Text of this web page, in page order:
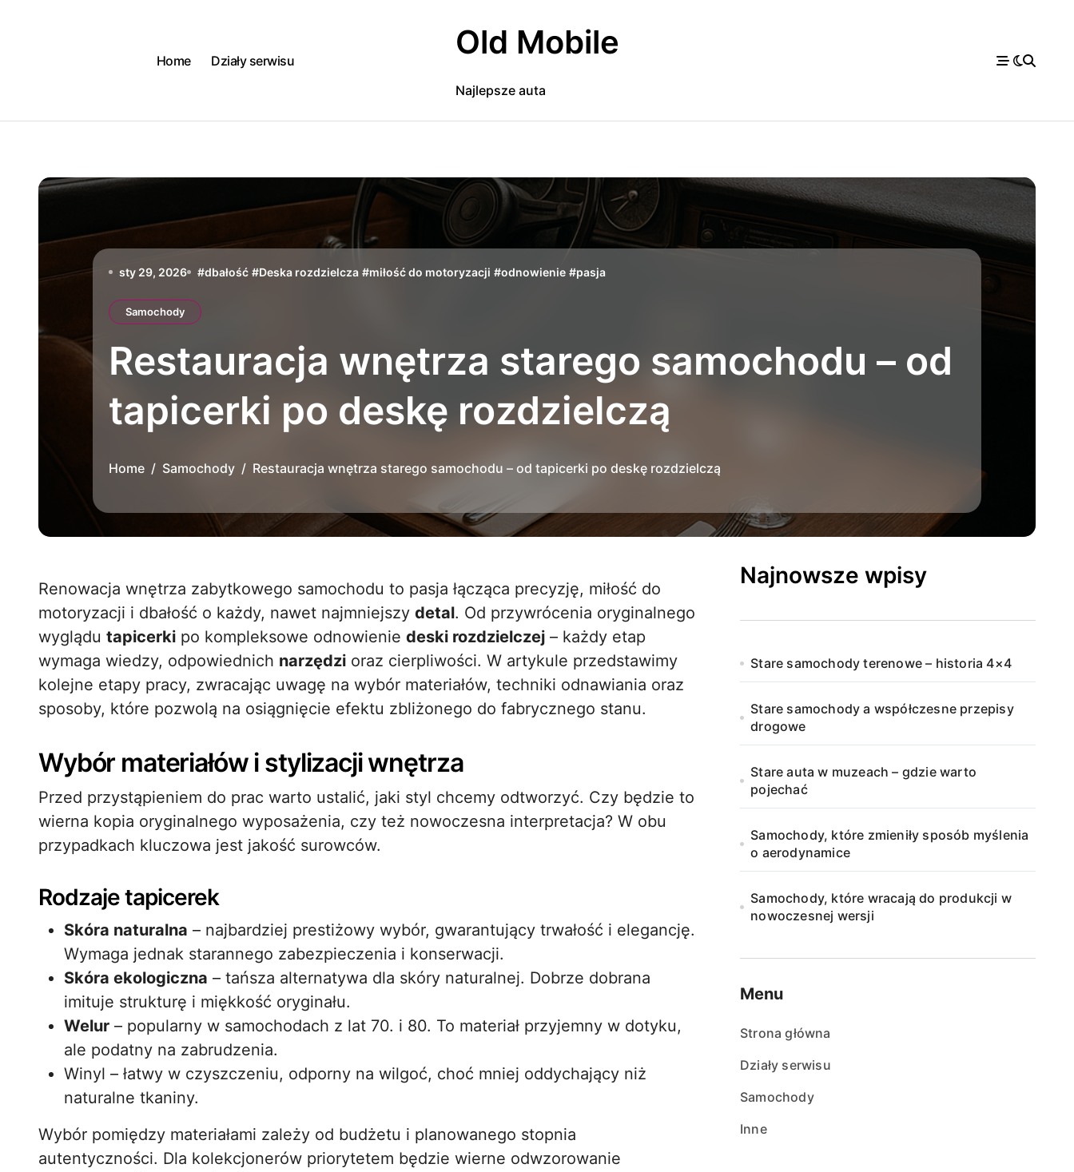
Home
Działy serwisu Old Mobile
Najlepsze auta
sty 29, 2026 #dbałość #Deska rozdzielcza #miłość do motoryzacji #odnowienie #pasja
Samochody
Restauracja wnętrza starego samochodu – od
tapicerki po deskę rozdzielczą
Home Samochody Restauracja wnętrza starego samochodu – od tapicerki po deskę rozdzielczą
Renowacja wnętrza zabytkowego samochodu to pasja łącząca precyzję, miłość do
motoryzacji i dbałość o każdy, nawet najmniejszy detal. Od przywrócenia oryginalnego
wyglądu tapicerki po kompleksowe odnowienie deski rozdzielczej – każdy etap
wymaga wiedzy, odpowiednich narzędzi oraz cierpliwości. W artykule przedstawimy
kolejne etapy pracy, zwracając uwagę na wybór materiałów, techniki odnawiania oraz
sposoby, które pozwolą na osiągnięcie efektu zbliżonego do fabrycznego stanu.
Wybór materiałów i stylizacji wnętrza
Przed przystąpieniem do prac warto ustalić, jaki styl chcemy odtworzyć. Czy będzie to
wierna kopia oryginalnego wyposażenia, czy też nowoczesna interpretacja? W obu
przypadkach kluczowa jest jakość surowców.
Rodzaje tapicerek
Skóra naturalna – najbardziej prestiżowy wybór, gwarantujący trwałość i elegancję.
Wymaga jednak starannego zabezpieczenia i konserwacji.
Skóra ekologiczna – tańsza alternatywa dla skóry naturalnej. Dobrze dobrana
imituje strukturę i miękkość oryginału.
Welur – popularny w samochodach z lat 70. i 80. To materiał przyjemny w dotyku,
ale podatny na zabrudzenia.
Winyl – łatwy w czyszczeniu, odporny na wilgoć, choć mniej oddychający niż
naturalne tkaniny.
Wybór pomiędzy materiałami zależy od budżetu i planowanego stopnia
autentyczności. Dla kolekcjonerów priorytetem będzie wierne odwzorowanie
Najnowsze wpisy
Stare samochody terenowe – historia 4×4
Stare samochody a współczesne przepisy
drogowe
Stare auta w muzeach – gdzie warto
pojechać
Samochody, które zmieniły sposób myślenia
o aerodynamice
Samochody, które wracają do produkcji w
nowoczesnej wersji
Menu
Strona główna
Działy serwisu
Samochody
Inne